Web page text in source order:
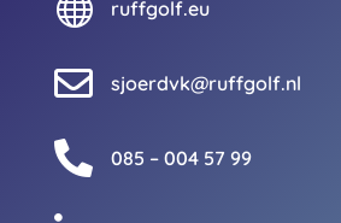
 ruffgolf.eu
 sjoerdvk@ruffgolf.nl
 085 – 004 57 99